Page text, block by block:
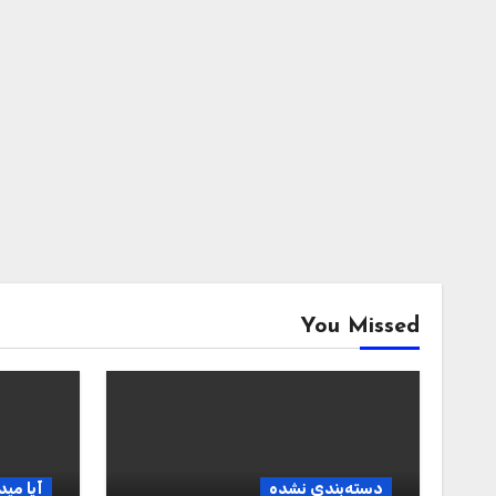
You Missed
دسته‌بندی نشده آیا